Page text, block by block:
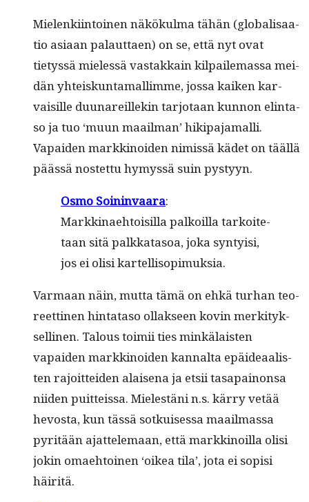
Mie­lenki­in­toinen näkökul­ma tähän (glob­al­isaa­
tio asi­aan palaut­taen) on se, että nyt ovat
tietyssä mielessä vas­takkain kil­paile­mas­sa mei­
dän yhteiskun­ta­mallimme, jos­sa kaiken kar­
vaisille duunareillekin tar­jo­taan kun­non elin­ta­
so ja tuo ‘muun maail­man’ hikipa­ja­malli.
Vapaiden markki­noiden nimis­sä kädet on tääl­lä
päässä nos­tet­tu hymyssä suin pystyyn.
Osmo Soin­in­vaara:
Markki­nae­htoisil­la palkoil­la tarkoite­
taan sitä palkkata­soa, joka syn­ty­isi,
jos ei olisi kartellisopimuksia.
Var­maan näin, mut­ta tämä on ehkä turhan teo­
reet­ti­nen hin­tata­so ollak­seen kovin merk­i­tyk­
selli­nen. Talous toimii ties minkälais­ten
vapaiden markki­noiden kannal­ta epäideaal­is­
ten rajoit­tei­den alaise­na ja etsii tas­apain­on­sa
niiden puit­teis­sa. Mielestäni n.s. kär­ry vetää
hevos­ta, kun tässä sotkuises­sa maail­mas­sa
pyritään ajat­tele­maan, että markki­noil­la olisi
jokin omae­htoinen ‘oikea tila’, jota ei sopisi
häiritä.